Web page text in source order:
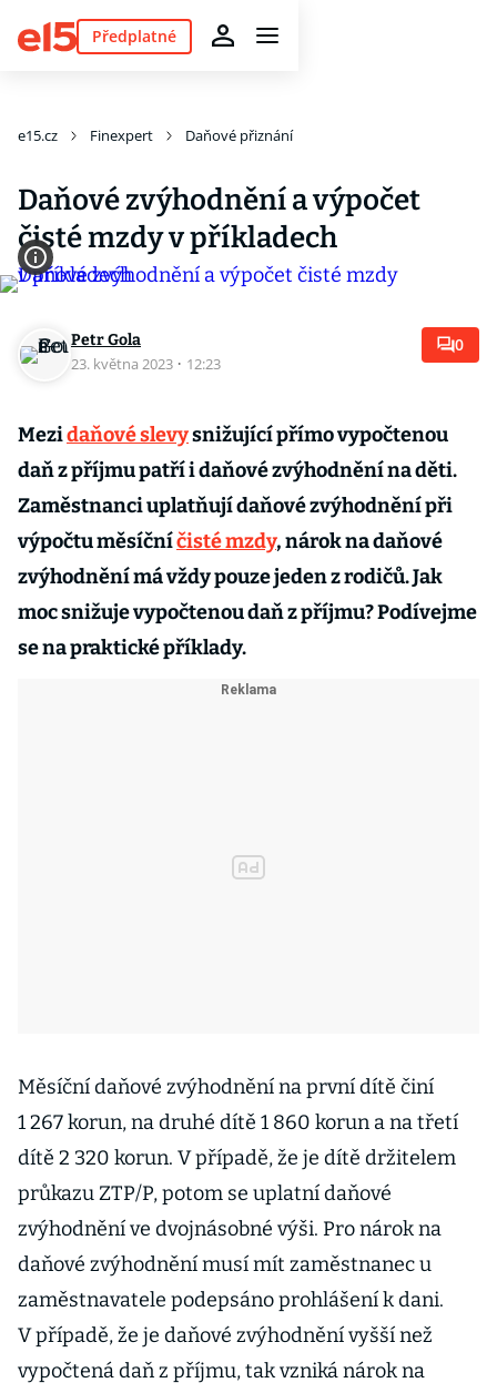
Předplatné
e15.cz Finexpert Daňové přiznání
Daňové zvýhodnění a výpočet
čisté mzdy v příkladech
Petr Gola
23. května 2023 · 12:23
0
Mezidaňové slevysnižující přímo vypočtenou
daň z příjmu patří i daňové zvýhodnění na děti.
Zaměstnanci uplatňují daňové zvýhodnění při
výpočtu měsíčníčisté mzdy, nárok na daňové
zvýhodnění má vždy pouze jeden z rodičů. Jak
moc snižuje vypočtenou daň z příjmu? Podívejme
se na praktické příklady.
Měsíční daňové zvýhodnění na první dítě činí
1 267 korun, na druhé dítě 1 860 korun a na třetí
dítě 2 320 korun. V případě, že je dítě držitelem
průkazu ZTP/P, potom se uplatní daňové
zvýhodnění ve dvojnásobné výši. Pro nárok na
daňové zvýhodnění musí mít zaměstnanec u
zaměstnavatele podepsáno prohlášení k dani.
V případě, že je daňové zvýhodnění vyšší než
vypočtená daň z příjmu, tak vzniká nárok na